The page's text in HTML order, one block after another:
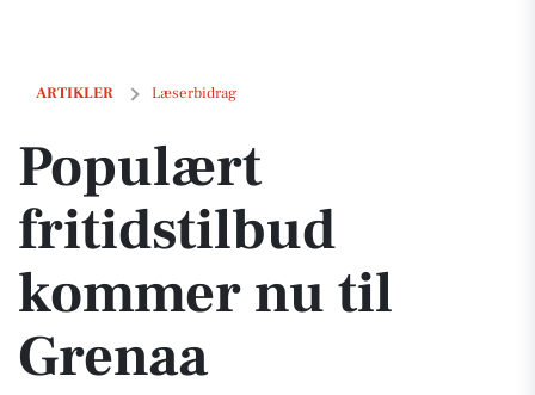
ARTIKLER Læserbidrag
Populært fritidstilbud kommer nu til Grenaa
Populært
fritidstilbud
kommer nu til
Grenaa